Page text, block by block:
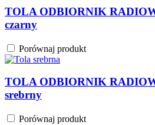
TOLA ODBIORNIK
czarny
Porównaj produkt
TOLA ODBIORNIK
srebrny
Porównaj produkt